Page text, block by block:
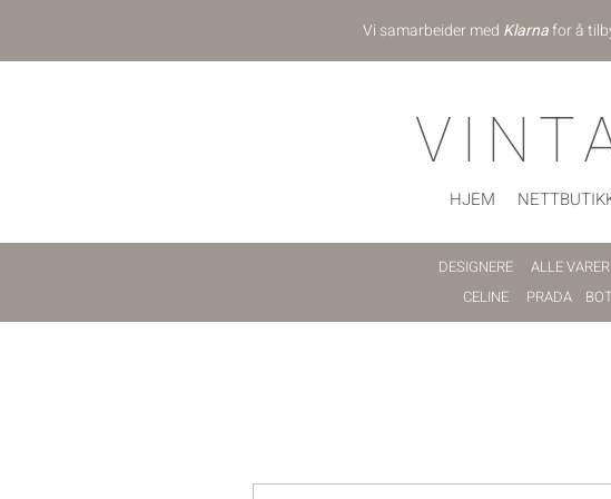
Vi samarbeider med Klarnafor å
HJEM
DESIGNERE ALLE VARER
CELINE
PRADA